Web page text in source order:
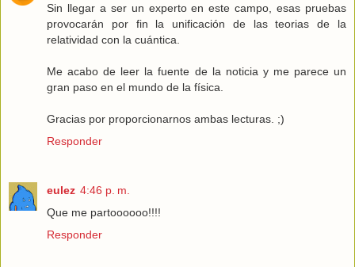
Sin llegar a ser un experto en este campo, esas pruebas
provocarán por fin la unificación de las teorias de la
relatividad con la cuántica.
Me acabo de leer la fuente de la noticia y me parece un
gran paso en el mundo de la física.
Gracias por proporcionarnos ambas lecturas. ;)
Responder
eulez 4:46 p. m.
Que me partoooooo!!!!
Responder